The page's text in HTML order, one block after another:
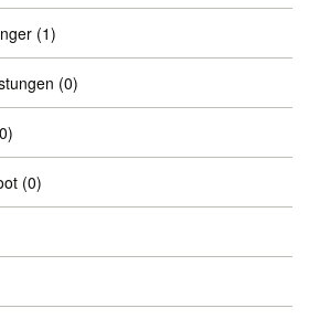
(1)
(0)
(0)